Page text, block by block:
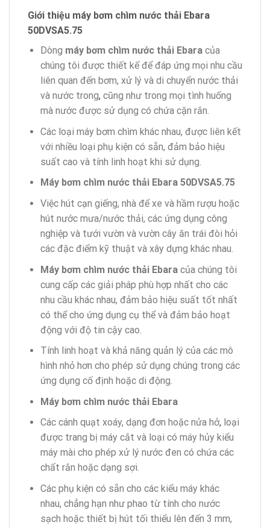
Giới thiệu máy bơm chìm nước thải Ebara
50DVSA5.75
Dòng máy bơm chìm nước thải Ebaracủa
chúng tôi được thiết kế để đáp ứng mọi nhu cầu
liên quan đến bơm, xử lý và di chuyển nước thải
và nước trong,cũng như trong mọi tình huống
mà nước được sử dụng có chứa cặn rắn.
Các loại máy bơm chìm khác nhau, được liên kết
với nhiều loại phụ kiện có sẵn, đảm bảo hiệu
suất cao và tính linh hoạt khi sử dụng.
Máy bơm chìm nước thải Ebara 50DVSA5.75
Việc hút cạn giếng, nhà để xe và hầm rượu hoặc
hút nước mưa/nước thải, các ứng dụng công
nghiệp và tưới vườn và vườn cây ăn trái đòi hỏi
các đặc điểm kỹ thuật và xây dựng khác nhau.
Máy bơm chìm nước thải Ebaracủa chúng tôi
cung cấp các giải pháp phù hợp nhất cho các
nhu cầu khác nhau, đảm bảo hiệu suất tốt nhất
có thể cho ứng dụng cụ thể và đảm bảo hoạt
động với độ tin cậy cao.
Tính linh hoạt và khả năng quản lý của các mô
hình nhỏ hơn cho phép sử dụng chúng trong các
ứng dụng cố định hoặc di động.
Máy bơm chìm nước thải Ebara
Các cánh quạt xoáy, dạng đơn hoặc nửa hở,loại
được trang bị máy cắt và loại có máy hủy kiểu
máy mài cho phép xử lý nước đen có chứa các
chất rắn hoặc dạng sợi.
Các phụ kiện có sẵn cho các kiểu máy khác
nhau, chẳng hạn như phao từ tính cho nước
sạch hoặc thiết bị hút tối thiểu lên đến 3 mm,